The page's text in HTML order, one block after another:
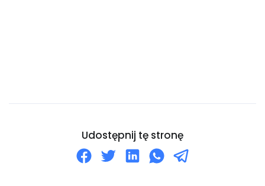
Udostępnij tę stronę